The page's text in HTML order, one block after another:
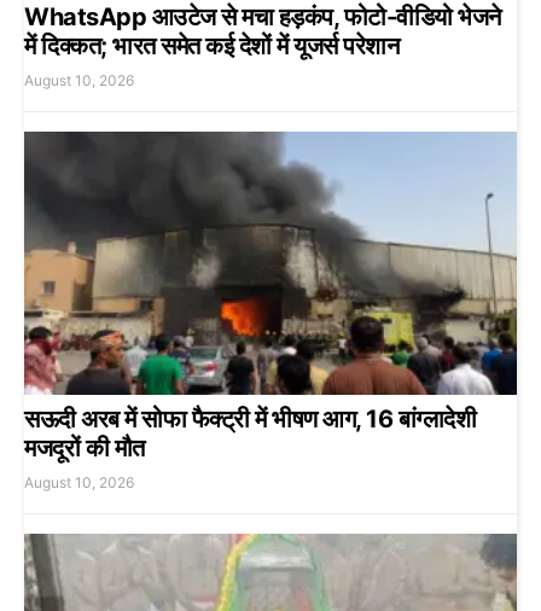
WhatsApp आउटेज से मचा हड़कंप, फोटो-वीडियो भेजने
में दिक्कत; भारत समेत कई देशों में यूजर्स परेशान
August 10, 2026
सऊदी अरब में सोफा फैक्ट्री में भीषण आग, 16 बांग्लादेशी
मजदूरों की मौत
August 10, 2026